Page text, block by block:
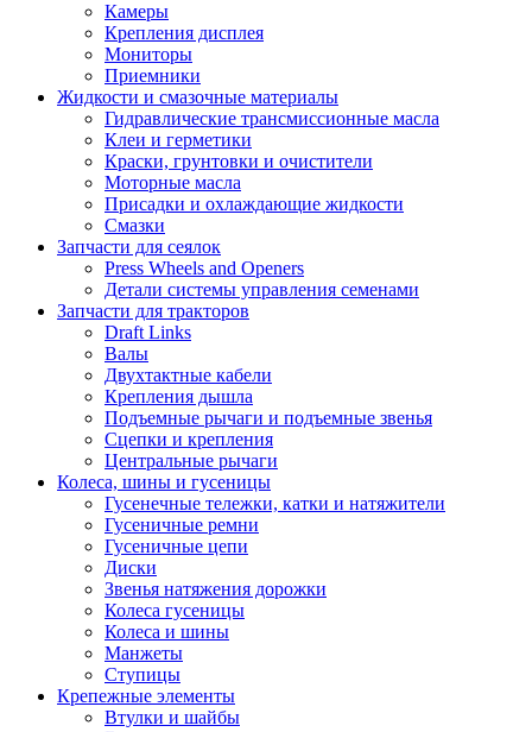
Камеры
Крепления дисплея
Мониторы
Приемники
Жидкости и смазочные материалы
Гидравлические трансмиссионные масла
Клеи и герметики
Краски, грунтовки и очистители
Моторные масла
Присадки и охлаждающие жидкости
Смазки
Запчасти для сеялок
Press Wheels and Openers
Детали системы управления семенами
Запчасти для тракторов
Draft Links
Валы
Двухтактные кабели
Крепления дышла
Подъемные рычаги и подъемные звенья
Сцепки и крепления
Центральные рычаги
Колеса, шины и гусеницы
Гусенечные тележки, катки и натяжители
Гусеничные ремни
Гусеничные цепи
Диски
Звенья натяжения дорожки
Колеса гусеницы
Колеса и шины
Манжеты
Ступицы
Крепежные элементы
Втулки и шайбы